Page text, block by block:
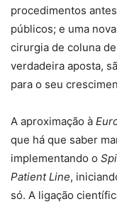
procedimentos
públicos; e uma
cirurgia de coluna
verdadeira aposta,
para o seu
A aproximação à
que há que saber
implementando o
Patient Line,
só. A ligação